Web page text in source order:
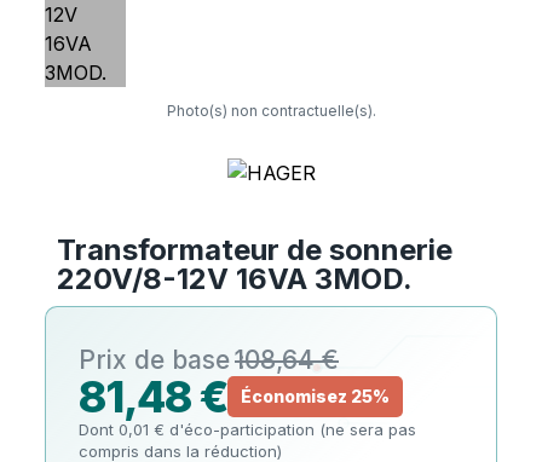
Photo(s) non contractuelle(s).
Transformateur de sonnerie
220V/8-12V 16VA 3MOD.
108,64 €
81,48 € Économisez 25%
Dont 0,01 € d'éco-participation (ne sera pas
compris dans la réduction)